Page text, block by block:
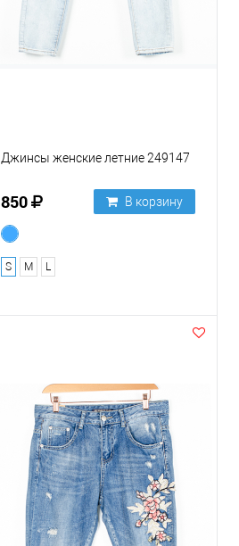
Джинсы женские летние 249147
850 В корзину
S M L